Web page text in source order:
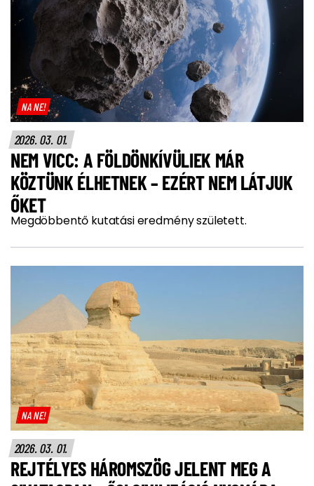
NA NE!
2026. 03. 01.
NEM VICC: A FÖLDÖNKÍVÜLIEK MÁR
KÖZTÜNK ÉLHETNEK – EZÉRT NEM LÁTJUK
ŐKET
Megdöbbentő kutatási eredmény született.
NA NE!
2026. 03. 01.
REJTÉLYES HÁROMSZÖG JELENT MEG A